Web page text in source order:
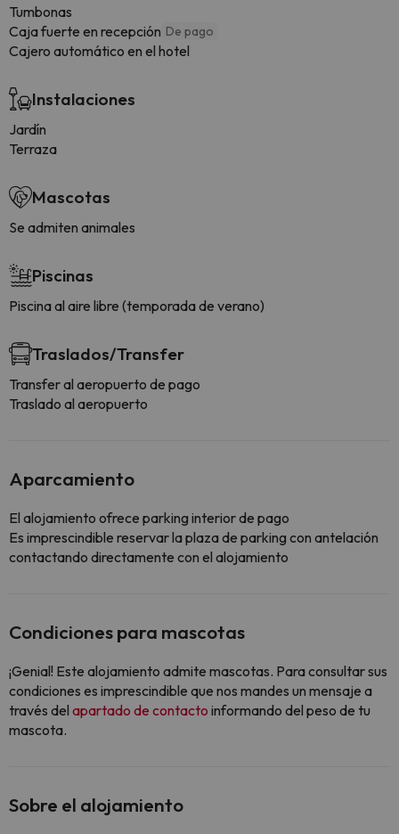
Tumbonas
Caja fuerte en recepción De pago
Cajero automático en el hotel
Instalaciones
Jardín
Terraza
Mascotas
Se admiten animales
Piscinas
Piscina al aire libre (temporada de verano)
Traslados/Transfer
Transfer al aeropuerto de pago
Traslado al aeropuerto
Aparcamiento
El alojamiento ofrece parking interior de pago
Es imprescindible reservar la plaza de parking con antelación
contactando directamente con el alojamiento
Condiciones para mascotas
¡Genial! Este alojamiento admite mascotas. Para consultar sus
condiciones es imprescindible que nos mandes un mensaje a
través del apartado de contacto informando del peso de tu
mascota.
Sobre el alojamiento